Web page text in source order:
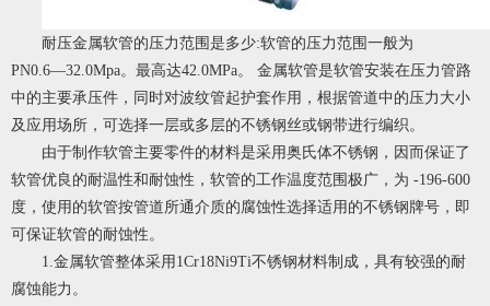
耐压金属软管的压力范围是多少:软管的压力范围一般为
PN0.6―32.0Mpa。最高达42.0MPa。 金属软管是软管安装在压力管路
中的主要承压件，同时对波纹管起护套作用，根据管道中的压力大小
及应用场所，可选择一层或多层的不锈钢丝或钢带进行编织。
由于制作软管主要零件的材料是采用奥氏体不锈钢，因而保证了
软管优良的耐温性和耐蚀性，软管的工作温度范围极广，为 -196-600
度，使用的软管按管道所通介质的腐蚀性选择适用的不锈钢牌号，即
可保证软管的耐蚀性。
1. 金属软管整体采用1Cr18Ni9Ti不锈钢材料制成，具有较强的耐
腐蚀能力。